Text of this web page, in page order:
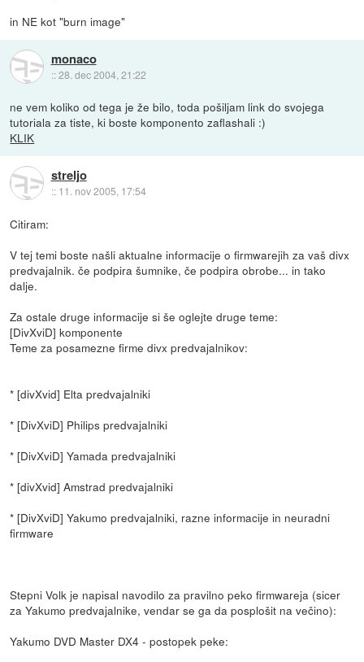
in NE kot "burn image"
monaco
::28. dec 2004, 21:22
ne vem koliko od tega je že bilo, toda pošiljam link do svojega
tutoriala za tiste, ki boste komponento zaflashali :)
KLIK
streljo
:: 11. nov 2005, 17:54
Citiram:
V tej temi boste našli aktualne informacije o firmwarejih za vaš divx
predvajalnik. če podpira šumnike, če podpira obrobe... in tako
dalje.
Za ostale druge informacije si še oglejte druge teme:
[DivXviD] komponente
Teme za posamezne firme divx predvajalnikov:
* [divXvid] Elta predvajalniki
* [DivXviD] Philips predvajalniki
* [DivXviD] Yamada predvajalniki
* [divXvid] Amstrad predvajalniki
* [DivXviD] Yakumo predvajalniki, razne informacije in neuradni
firmware
Stepni Volk je napisal navodilo za pravilno peko firmwareja (sicer
za Yakumo predvajalnike, vendar se ga da posplošit na večino):
Yakumo DVD Master DX4 - postopek peke: